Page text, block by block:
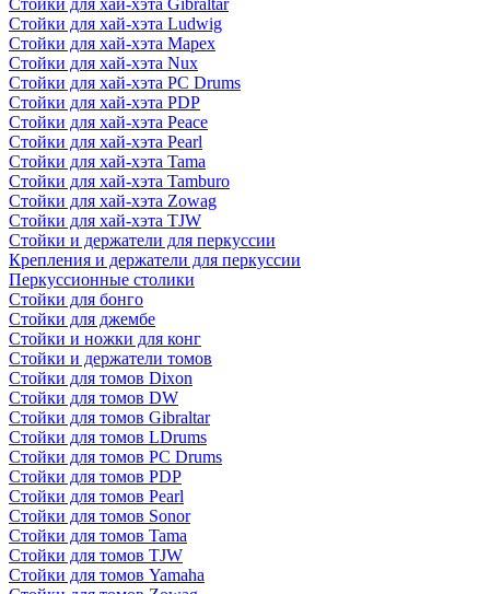
Стойки для хай-хэта Gibraltar
Стойки для хай-хэта Ludwig
Стойки для хай-хэта Mapex
Стойки для хай-хэта Nux
Стойки для хай-хэта PC Drums
Стойки для хай-хэта PDP
Стойки для хай-хэта Peace
Стойки для хай-хэта Pearl
Стойки для хай-хэта Tama
Стойки для хай-хэта Tamburo
Стойки для хай-хэта Zowag
Стойки для хай-хэта TJW
Стойки и держатели для перкуссии
Крепления и держатели для перкуссии
Перкуссионные столики
Стойки для бонго
Стойки для джембе
Стойки и ножки для конг
Стойки и держатели томов
Стойки для томов Dixon
Стойки для томов DW
Стойки для томов Gibraltar
Стойки для томов LDrums
Стойки для томов PC Drums
Стойки для томов PDP
Стойки для томов Pearl
Стойки для томов Sonor
Стойки для томов Tama
Стойки для томов TJW
Стойки для томов Yamaha